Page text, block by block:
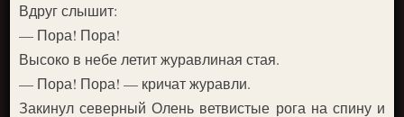
Вдруг слышит:
— Пора! Пора!
Высоко в небе летит журавлиная стая.
— Пора! Пора! — кричат журавли.
Закинул северный Олень ветвистые рога на спину и